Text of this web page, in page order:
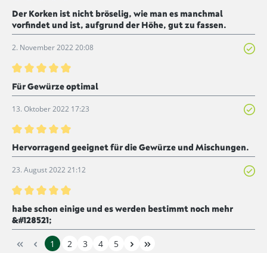
Bewertung mit 5 von 5 Sternen
Der Korken ist nicht bröselig, wie man es manchmal
vorfindet und ist, aufgrund der Höhe, gut zu fassen.
2. November 2022 20:08
Bewertung mit 5 von 5 Sternen
Für Gewürze optimal
13. Oktober 2022 17:23
Bewertung mit 5 von 5 Sternen
Hervorragend geeignet für die Gewürze und Mischungen.
23. August 2022 21:12
Bewertung mit 5 von 5 Sternen
habe schon einige und es werden bestimmt noch mehr
&#128521;
1 2 3 4 5